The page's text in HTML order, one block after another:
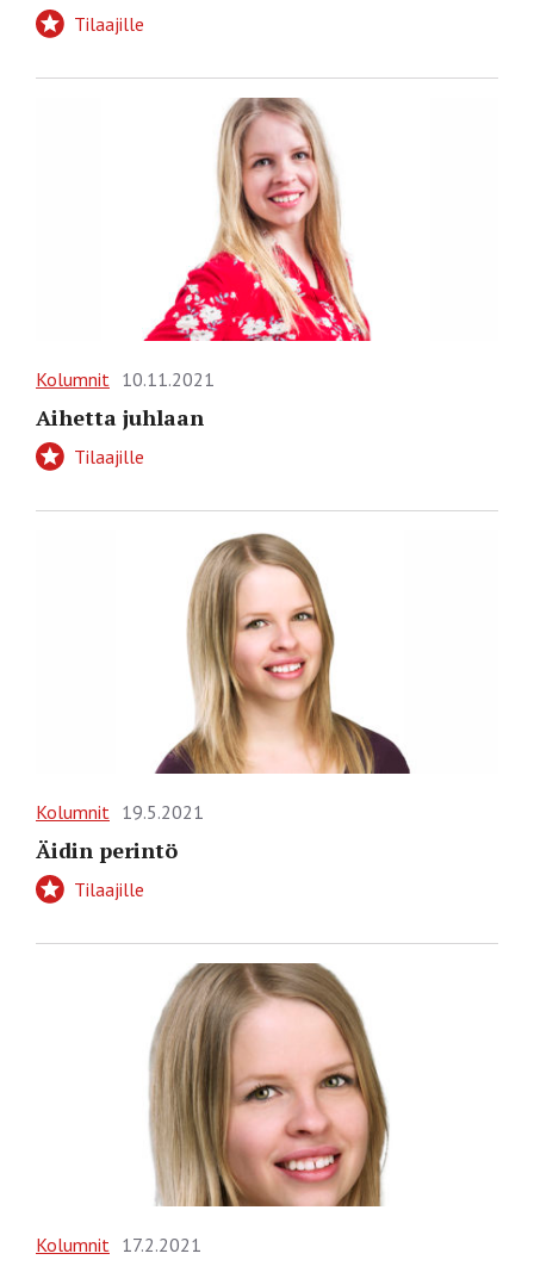
Tilaajille
Kolumnit 10.11.2021
Aihetta juhlaan
Tilaajille
Kolumnit 19.5.2021
Äidin perintö
Tilaajille
Kolumnit 17.2.2021